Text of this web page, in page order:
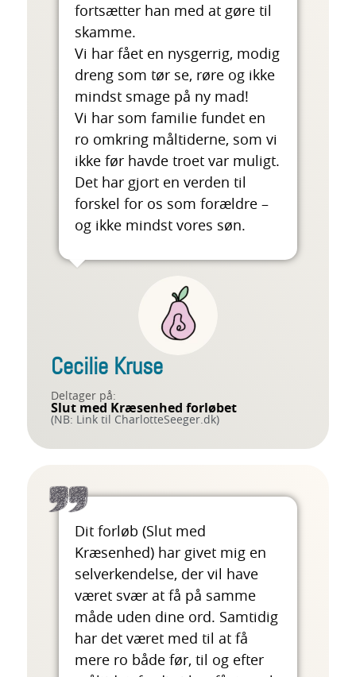
fortsætter han med at gøre til
skamme.
Vi har fået en nysgerrig, modig
dreng som tør se, røre og ikke
mindst smage på ny mad!
Vi har som familie fundet en
ro omkring måltiderne, som vi
ikke før havde troet var muligt.
Det har gjort en verden til
forskel for os som forældre –
og ikke mindst vores søn.
Cecilie Kruse
Deltager på:
Slut med Kræsenhed forløbet
(NB: Link til CharlotteSeeger.dk)
Dit forløb (Slut med
Kræsenhed) har givet mig en
selverkendelse, der vil have
været svær at få på samme
måde uden dine ord. Samtidig
har det været med til at få
mere ro både før, til og efter